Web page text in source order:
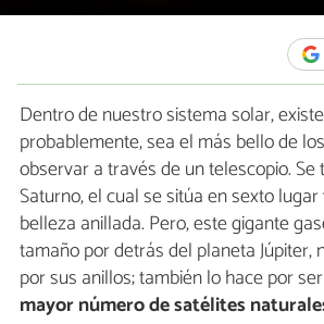
Dentro de nuestro sistema solar,
probablemente, sea el más bello de
observar a través de un telescopio.
Saturno, el cual se sitúa en sexto
belleza anillada. Pero, este gigante
tamaño por detrás del planeta Júpiter,
por sus anillos; también lo hace por
mayor número de satélites